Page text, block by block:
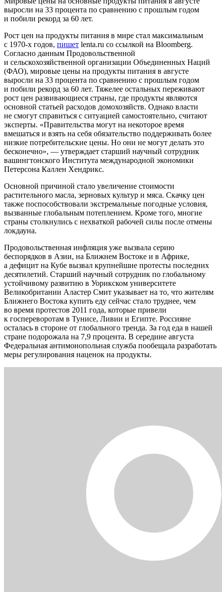
выросли на 33 процента по сравнению с прошлым годом
и побили рекорд за 60 лет.
Рост цен на продукты питания в мире стал максимальным
с 1970-х годов, пишет lenta.ru со ссылкой на Bloomberg.
Согласно данным Продовольственной
и сельскохозяйственной организации Объединенных Наций
(ФАО), мировые цены на продукты питания в августе
выросли на 33 процента по сравнению с прошлым годом
и побили рекорд за 60 лет. Тяжелее остальных переживают
рост цен развивающиеся страны, где продукты являются
основной статьей расходов домохозяйств. Однако власти
не смогут справиться с ситуацией самостоятельно, считают
эксперты. «Правительства могут на некоторое время
вмешаться и взять на себя обязательство поддерживать более
низкие потребительские цены. Но они не могут делать это
бесконечно», — утверждает старший научный сотрудник
вашингтонского Института международной экономики
Петерсона Каллен Хендрикс.
Основной причиной стало увеличение стоимости
растительного масла, зерновых культур и мяса. Скачку цен
также поспособствовали экстремальные погодные условия,
вызванные глобальным потеплением. Кроме того, многие
страны столкнулись с нехваткой рабочей силы после отмены
локдауна.
Продовольственная инфляция уже вызвала серию
беспорядков в Азии, на Ближнем Востоке и в Африке,
а дефицит на Кубе вызвал крупнейшие протесты последних
десятилетий. Старший научный сотрудник по глобальному
устойчивому развитию в Уорикском университете
Великобритании Аластер Смит указывает на то, что жителям
Ближнего Востока купить еду сейчас стало труднее, чем
во время протестов 2011 года, которые привели
к госпереворотам в Тунисе, Ливии и Египте. Россияне
осталась в стороне от глобального тренда. За год еда в нашей
стране подорожала на 7,9 процента. В середине августа
Федеральная антимонопольная служба пообещала разработать
меры регулирования наценок на продукты.